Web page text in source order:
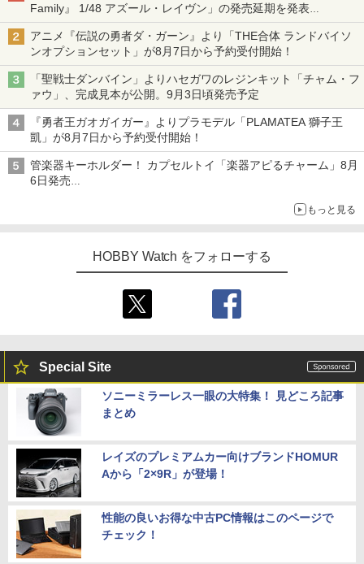
Family』 1/48 アズール・レイヴン」の発売延期を発表
8月から9月に延期
アニメ『伝説の勇者ダ・ガーン』より「THE合体 ランドバイソ
ンオプションセット」が8月7日から予約受付開始！
「聖戦士ダンバイン」よりハセガワのレジンキット「チャム・フ
ァウ」、完成見本が公開。9月3日頃発売予定
『勇者王ガオガイガー』よりプラモデル「PLAMATEA 獅子王
凱」が8月7日から予約受付開始！
管楽器キーホルダー！ カプセルトイ「楽器アピるチャーム」8月
6日発売
もっと見る
HOBBY Watch をフォローする
Special Site
ソニーミラーレス一眼の大特集！ 見どころ記事
まとめ
レイズのプレミアムカー向けブランドHOMUR
Aから「2×9R」が登場！
性能の良いお得な中古PC情報はこのページで
チェック！